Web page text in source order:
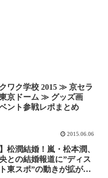
ワク学校 2015 ≫ 京セラ
京ドーム ≫ グッズ画
ント参戦レポまとめ
2015.06.06
松潤結婚！嵐・松本潤、
との結婚報道に”ディス
東スポ”の動きが拡がる